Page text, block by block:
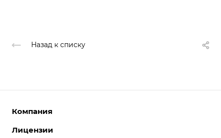
Назад к списку
Компания
О компании
Лицензии